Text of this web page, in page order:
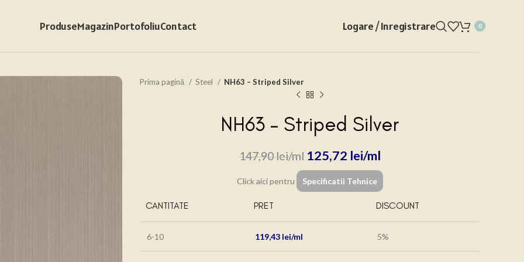
ProduseMagazinPortofoliuContact Logare / Inregistrare 0
Prima pagină Steel NH63 – Striped Silver
NH63 – Striped Silver
147,90lei 125,72 lei
Click aici pentru Specificatii Tehnice
CANTITATE PRET DISCOUNT
6-10 119,43 lei 5%